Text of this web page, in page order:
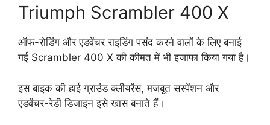
Triumph Scrambler 400 X
ऑफ-रोडिंग और एडवेंचर राइडिंग पसंद करने वालों के लिए बनाई
गई Scrambler 400 X की कीमत में भी इजाफा किया गया है।
इस बाइक की हाई ग्राउंड क्लीयरेंस, मजबूत सस्पेंशन और
एडवेंचर-रेडी डिजाइन इसे खास बनाते हैं।